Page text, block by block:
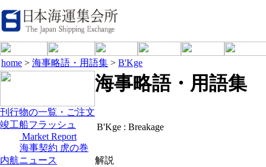
home > 海事略語・用語集 > B'Kge
刊行物の一覧・ご注文
竣工船フラッシュ
Market Report
海事契約 虎の巻
内航ニュース
海事略語・用語集
B'Kge : Breakage
解説